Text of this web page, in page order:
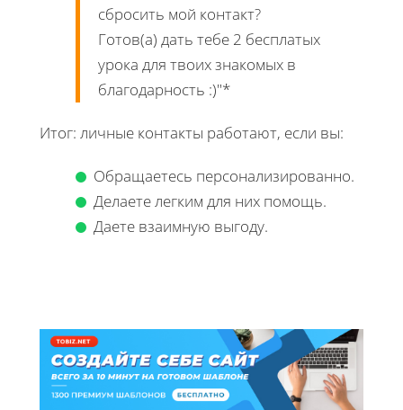
сбросить мой контакт?
Готов(а) дать тебе 2 бесплатых
урока для твоих знакомых в
благодарность :)"*
Итог: личные контакты работают, если вы:
Обращаетесь персонализированно.
Делаете легким для них помощь.
Даете взаимную выгоду.